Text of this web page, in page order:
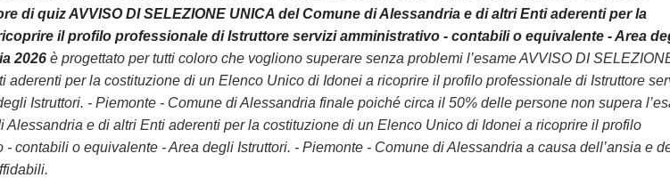
di quiz AVVISO DI SELEZIONE UNICA del Comune di Alessandria e di altri Enti aderenti per la
il profilo professionale di Istruttore servizi amministrativo - contabili o equivalente - Area
2026è progettato per tutti coloro che vogliono superare senza problemi l’esame AVVISO DI
aderenti per la costituzione di un Elenco Unico di Idonei a ricoprire il profilo professionale di Istruttore
Istruttori. - Piemonte - Comune di Alessandria finale poiché circa il 50% delle persone non supera
e di altri Enti aderenti per la costituzione di un Elenco Unico di Idonei a ricoprire il profilo
contabili o equivalente - Area degli Istruttori. - Piemonte - Comune di Alessandria a causa dell’ansia e